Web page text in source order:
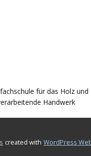
für das Holz und
Handwerk
created with WordPress